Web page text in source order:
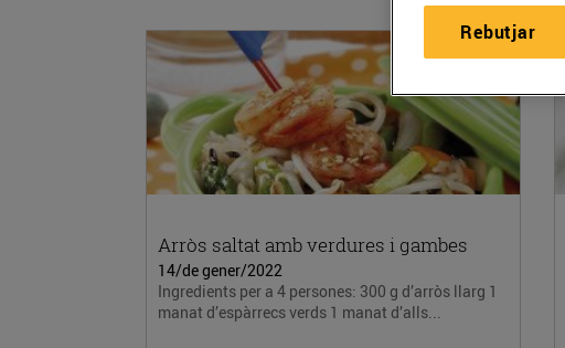
Arròs saltat amb verdures i gambes
14/de gener/2022
Ingredients per a 4 persones: 300 g d’arròs llarg 1
manat d’espàrrecs verds 1 manat d’alls...
Rebutjar